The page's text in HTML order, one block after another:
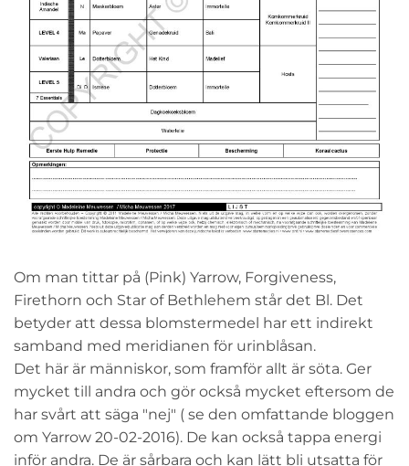
Om man tittar på (Pink) Yarrow, Forgiveness,
Firethorn och Star of Bethlehem står det Bl. Det
betyder att dessa blomstermedel har ett indirekt
samband med meridianen för urinblåsan.
Det här är människor, som framför allt är söta. Ger
mycket till andra och gör också mycket eftersom de
har svårt att säga "nej" ( se den omfattande bloggen
om Yarrow 20-02-2016). De kan också tappa energi
inför andra. De är sårbara och kan lätt bli utsatta för